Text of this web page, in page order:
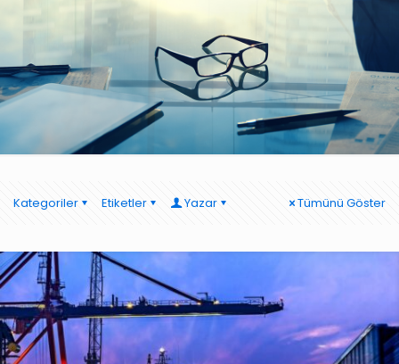
Kategoriler Etiketler Yazar Tümünü Göster